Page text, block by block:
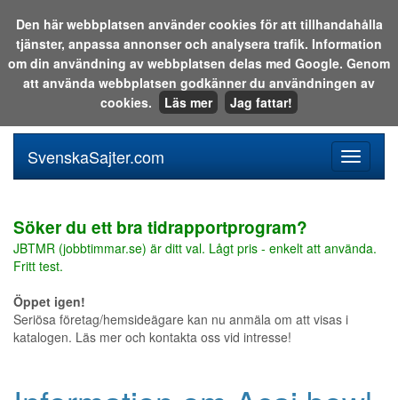
Sök i katalogen eller på webben:
meny
SvenskaSajter.com
Söker du ett bra tidrapportprogram?
JBTMR (jobbtimmar.se) är ditt val. Lågt pris - enkelt att använda.
Fritt test.
Öppet igen!
Seriösa företag/hemsideägare kan nu anmäla om att visas i
katalogen. Läs mer och kontakta oss vid intresse!
Den här webbplatsen använder cookies för att tillhandahålla
tjänster, anpassa annonser och analysera trafik. Information
om din användning av webbplatsen delas med Google. Genom
att använda webbplatsen godkänner du användningen av
cookies.
Läs mer Jag fattar!